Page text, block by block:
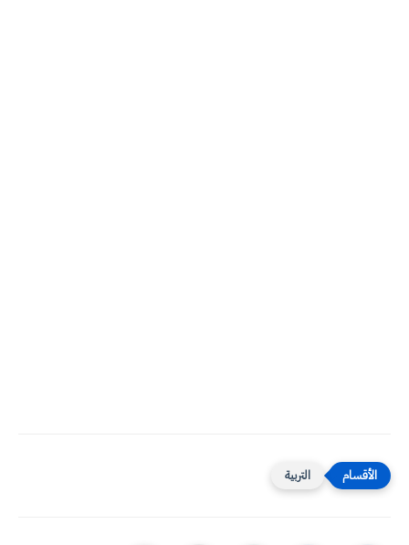
التربية